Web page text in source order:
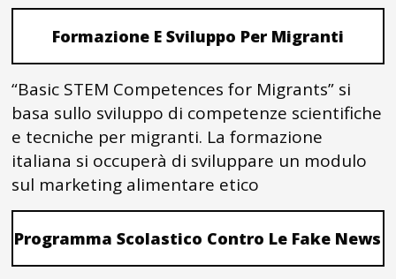
Formazione E Sviluppo Per Migranti
“Basic STEM Competences for Migrants” si
basa sullo sviluppo di competenze scientifiche
e tecniche per migranti. La formazione
italiana si occuperà di sviluppare un modulo
sul marketing alimentare etico
Programma Scolastico Contro Le Fake News